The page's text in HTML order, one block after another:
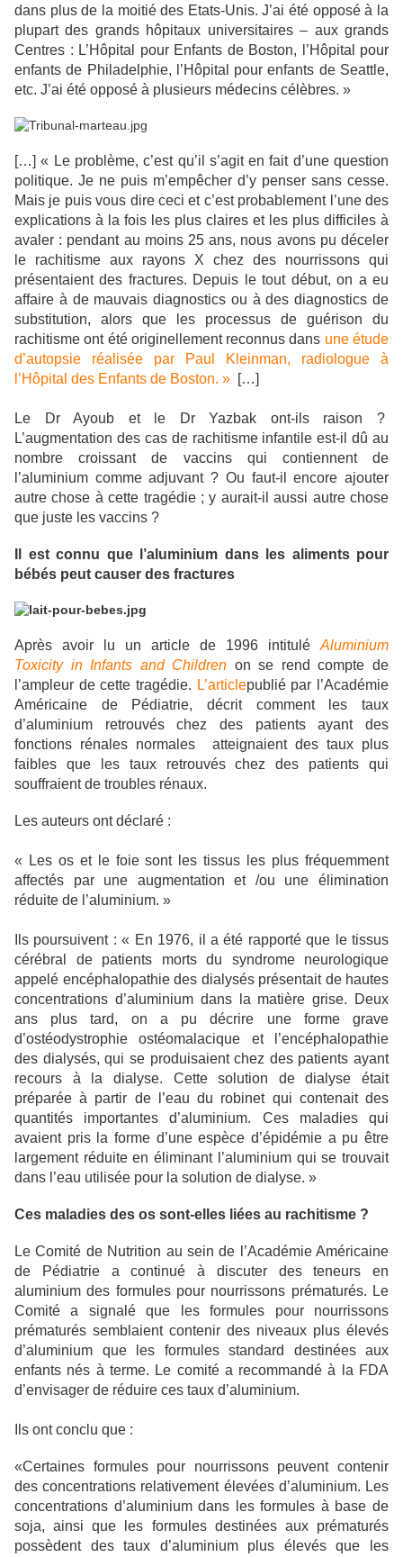
dans plus de la moitié des Etats-Unis. J’ai été opposé à la
plupart des grands hôpitaux universitaires – aux grands
Centres : L’Hôpital pour Enfants de Boston, l’Hôpital pour
enfants de Philadelphie, l’Hôpital pour enfants de Seattle,
etc. J’ai été opposé à plusieurs médecins célèbres. »
[…] « Le problème, c’est qu’il s’agit en fait d’une question
politique. Je ne puis m’empêcher d’y penser sans cesse.
Mais je puis vous dire ceci et c’est probablement l’une des
explications à la fois les plus claires et les plus difficiles à
avaler : pendant au moins 25 ans, nous avons pu déceler
le rachitisme aux rayons X chez des nourrissons qui
présentaient des fractures. Depuis le tout début, on a eu
affaire à de mauvais diagnostics ou à des diagnostics de
substitution, alors que les processus de guérison du
rachitisme ont été originellement reconnus dans une étude
d’autopsie réalisée par Paul Kleinman, radiologue à
l’Hôpital des Enfants de Boston. » […]
Le Dr Ayoub et le Dr Yazbak ont-ils raison ?
L’augmentation des cas de rachitisme infantile est-il dû au
nombre croissant de vaccins qui contiennent de
l’aluminium comme adjuvant ? Ou faut-il encore ajouter
autre chose à cette tragédie ; y aurait-il aussi autre chose
que juste les vaccins ?
Il est connu que l’aluminium dans les aliments pour
bébés peut causer des fractures
Après avoir lu un article de 1996 intitulé Aluminium
Toxicity in Infants and Children on se rend compte de
l’ampleur de cette tragédie. L’articlepublié par l’Académie
Américaine de Pédiatrie, décrit comment les taux
d’aluminium retrouvés chez des patients ayant des
fonctions rénales normales atteignaient des taux plus
faibles que les taux retrouvés chez des patients qui
souffraient de troubles rénaux.
Les auteurs ont déclaré :
« Les os et le foie sont les tissus les plus fréquemment
affectés par une augmentation et /ou une élimination
réduite de l’aluminium. »
Ils poursuivent : « En 1976, il a été rapporté que le tissus
cérébral de patients morts du syndrome neurologique
appelé encéphalopathie des dialysés présentait de hautes
concentrations d’aluminium dans la matière grise. Deux
ans plus tard, on a pu décrire une forme grave
d’ostéodystrophie ostéomalacique et l’encéphalopathie
des dialysés, qui se produisaient chez des patients ayant
recours à la dialyse. Cette solution de dialyse était
préparée à partir de l’eau du robinet qui contenait des
quantités importantes d’aluminium. Ces maladies qui
avaient pris la forme d’une espèce d’épidémie a pu être
largement réduite en éliminant l’aluminium qui se trouvait
dans l’eau utilisée pour la solution de dialyse. »
Ces maladies des os sont-elles liées au rachitisme ?
Le Comité de Nutrition au sein de l’Académie Américaine
de Pédiatrie a continué à discuter des teneurs en
aluminium des formules pour nourrissons prématurés. Le
Comité a signalé que les formules pour nourrissons
prématurés semblaient contenir des niveaux plus élevés
d’aluminium que les formules standard destinées aux
enfants nés à terme. Le comité a recommandé à la FDA
d’envisager de réduire ces taux d’aluminium.
Ils ont conclu que :
«Certaines formules pour nourrissons peuvent contenir
des concentrations relativement élevées d’aluminium. Les
concentrations d’aluminium dans les formules à base de
soja, ainsi que les formules destinées aux prématurés
possèdent des taux d’aluminium plus élevés que les